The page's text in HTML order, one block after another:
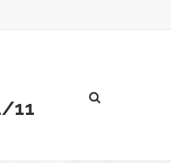
11